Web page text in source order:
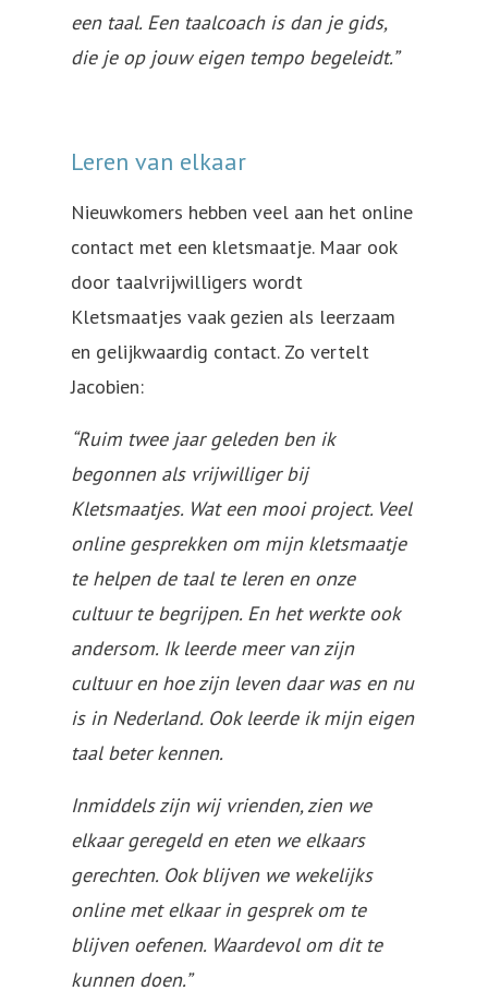
een taal. Een taalcoach is dan je gids,
die je op jouw eigen tempo begeleidt.”
Leren van elkaar
Nieuwkomers hebben veel aan het online
contact met een kletsmaatje. Maar ook
door taalvrijwilligers wordt
Kletsmaatjes vaak gezien als leerzaam
en gelijkwaardig contact. Zo vertelt
Jacobien:
“Ruim twee jaar geleden ben ik
begonnen als vrijwilliger bij
Kletsmaatjes. Wat een mooi project. Veel
online gesprekken om mijn kletsmaatje
te helpen de taal te leren en onze
cultuur te begrijpen. En het werkte ook
andersom. Ik leerde meer van zijn
cultuur en hoe zijn leven daar was en nu
is in Nederland. Ook leerde ik mijn eigen
taal beter kennen.
Inmiddels zijn wij vrienden, zien we
elkaar geregeld en eten we elkaars
gerechten. Ook blijven we wekelijks
online met elkaar in gesprek om te
blijven oefenen. Waardevol om dit te
kunnen doen.”